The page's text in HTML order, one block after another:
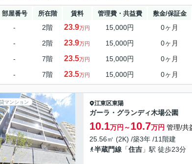
部屋番号 所在階 賃料 管理費・共益費 敷金/保証金
- 2階 23.9万円 15,000円 0ヶ月
- 2階 23.9万円 15,000円 0ヶ月
- 7階 23.5万円 15,000円 0ヶ月
- 7階 23.5万円 15,000円 0ヶ月
マンション 江東区東陽
ガーラ・グランディ木場公園
10.1万円～10.7万円 管理/共
25.56㎡ (2K) /築3年 /11階建
半蔵門線 「住吉 」駅 徒歩23分